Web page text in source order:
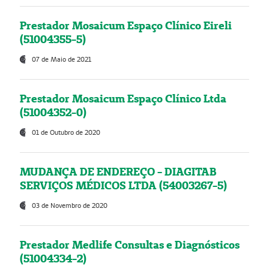
Prestador Mosaicum Espaço Clínico Eireli
(51004355-5)
07 de Maio de 2021
Prestador Mosaicum Espaço Clínico Ltda
(51004352-0)
01 de Outubro de 2020
MUDANÇA DE ENDEREÇO - DIAGITAB
SERVIÇOS MÉDICOS LTDA (54003267-5)
03 de Novembro de 2020
Prestador Medlife Consultas e Diagnósticos
(51004334-2)